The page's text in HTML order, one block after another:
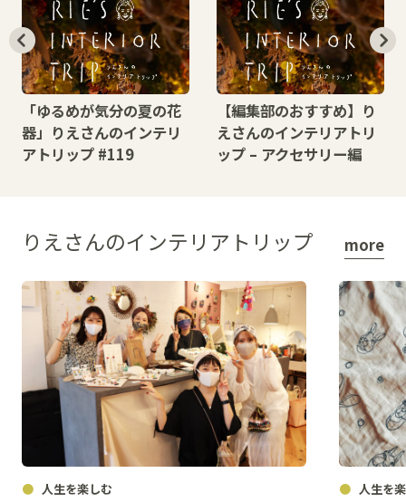
「ゆるめが気分の夏の花
器」りえさんのインテリ
アトリップ #119
【編集部のおすすめ】り
えさんのインテリアトリ
ップ – アクセサリー編
りえさんのインテリアトリップ
人生を楽しむ 人生を
more